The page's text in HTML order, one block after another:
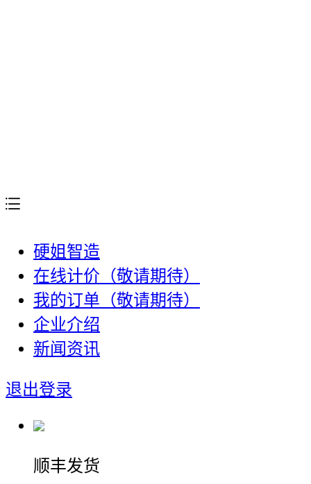
硬姐智造
在线计价（敬请期待）
我的订单（敬请期待）
企业介绍
新闻资讯
退出登录
顺丰发货